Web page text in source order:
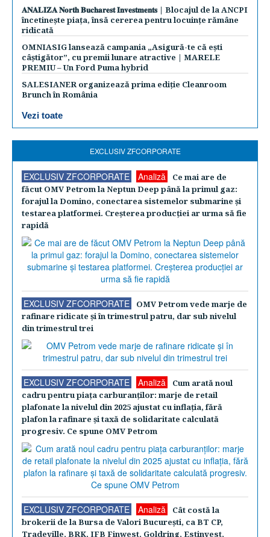
𝐀𝐍𝐀𝐋𝐈𝐙𝐀 𝐍𝐨𝐫𝐭𝐡 𝐁𝐮𝐜𝐡𝐚𝐫𝐞𝐬𝐭 𝐈𝐧𝐯𝐞𝐬𝐭𝐦𝐞𝐧𝐭𝐬 | Blocajul de la ANCPI
încetinește piața, însă cererea pentru locuințe rămâne
ridicată
OMNIASIG lansează campania „Asigură-te că ești
câștigător”, cu premii lunare atractive | MARELE
PREMIU – Un Ford Puma hybrid
SALESIANER organizează prima ediție Cleanroom
Brunch în România
Vezi toate
EXCLUSIV ZFCORPORATE
EXCLUSIV ZFCORPORATE Analiză
Ce mai are de
făcut OMV Petrom la Neptun Deep până la primul gaz:
forajul la Domino, conectarea sistemelor submarine şi
testarea platformei. Creşterea producţiei ar urma să fie
rapidă
EXCLUSIV ZFCORPORATE
OMV Petrom vede marje de
rafinare ridicate şi în trimestrul patru, dar sub nivelul
din trimestrul trei
EXCLUSIV ZFCORPORATE Analiză
Cum arată noul
cadru pentru piaţa carburanţilor: marje de retail
plafonate la nivelul din 2025 ajustat cu inflaţia, fără
plafon la rafinare şi taxă de solidaritate calculată
progresiv. Ce spune OMV Petrom
EXCLUSIV ZFCORPORATE Analiză
Cât costă la
brokerii de la Bursa de Valori Bucureşti, ca BT CP,
Tradeville, BRK, IFB Finwest, Goldring, Estinvest,